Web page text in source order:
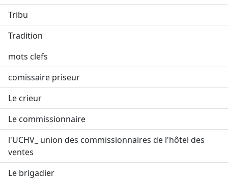
Tribu
Tradition
mots clefs
comissaire priseur
Le crieur
Le commissionnaire
l'UCHV_ union des commissionnaires de l'hôtel des
ventes
Le brigadier